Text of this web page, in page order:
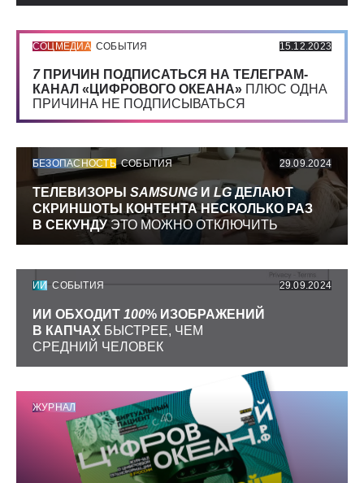
СОЦМЕДИА СОБЫТИЯ 15.12.2023
7 ПРИЧИН ПОДПИСАТЬСЯ НА ТЕЛЕГРАМ-
КАНАЛ «ЦИФРОВОГО ОКЕАНА» ПЛЮС ОДНА
ПРИЧИНА НЕ ПОДПИСЫВАТЬСЯ
БЕЗОПАСНОСТЬ СОБЫТИЯ 29.09.2024
ТЕЛЕВИЗОРЫ SAMSUNG И LGДЕЛАЮТ
СКРИНШОТЫ КОНТЕНТА НЕСКОЛЬКО РАЗ
В СЕКУНДУЭТО МОЖНО ОТКЛЮЧИТЬ
ИИ СОБЫТИЯ 29.09.2024
ИИ ОБХОДИТ 100% ИЗОБРАЖЕНИЙ
В КАПЧАХ БЫСТРЕЕ, ЧЕМ
СРЕДНИЙ ЧЕЛОВЕК
ЖУРНАЛ